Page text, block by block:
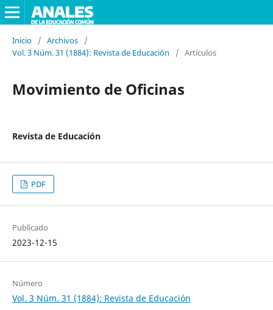
Inicio / Archivos
/
Vol. 3 Núm. 31 (1884): Revista de Educación
/ Artículos
Movimiento de Oficinas
Revista de Educación
PDF
Publicado
2023-12-15
Número
Vol. 3 Núm. 31 (1884): Revista de Educación